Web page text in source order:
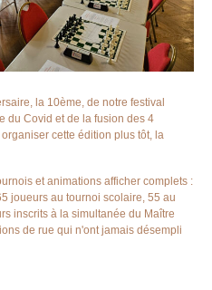
la 10ème, de notre festival
du Covid et de la fusion des 4
cette édition plus tôt, la
et animations afficher complets :
joueurs au tournoi scolaire, 55 au
inscrits à la simultanée du Maître
de rue qui n'ont jamais désempli